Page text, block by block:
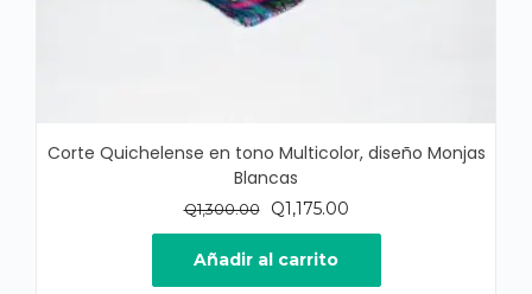
Corte Quichelense en tono Multicolor, diseño Monjas
Blancas
Q1,300.00
El
precio
original
era:
Q1,175.00El
precio
es:
Añadir al carrito